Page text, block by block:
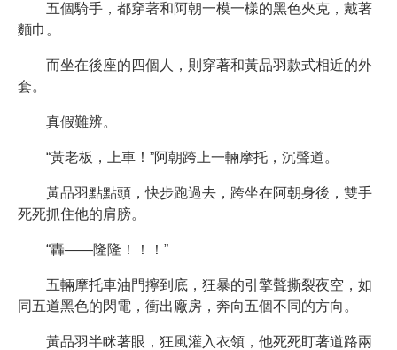
五個騎手，都穿著和阿朝一模一樣的黑色夾克，戴著
麵巾。
而坐在後座的四個人，則穿著和黃品羽款式相近的外
套。
真假難辨。
“黃老板，上車！”阿朝跨上一輛摩托，沉聲道。
黃品羽點點頭，快步跑過去，跨坐在阿朝身後，雙手
死死抓住他的肩膀。
“轟——隆隆！！！”
五輛摩托車油門擰到底，狂暴的引擎聲撕裂夜空，如
同五道黑色的閃電，衝出廠房，奔向五個不同的方向。
黃品羽半眯著眼，狂風灌入衣領，他死死盯著道路兩